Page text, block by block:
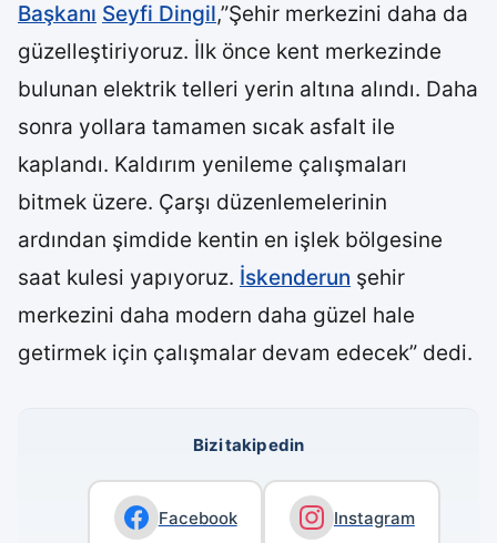
Başkanı Seyfi Dingil,”Şehir merkezini daha da
güzelleştiriyoruz. İlk önce kent merkezinde
bulunan elektrik telleri yerin altına alındı. Daha
sonra yollara tamamen sıcak asfalt ile
kaplandı. Kaldırım yenileme çalışmaları
bitmek üzere. Çarşı düzenlemelerinin
ardından şimdide kentin en işlek bölgesine
saat kulesi yapıyoruz. İskenderun şehir
merkezini daha modern daha güzel hale
getirmek için çalışmalar devam edecek” dedi.
Bizi takip edin
Facebook Instagram